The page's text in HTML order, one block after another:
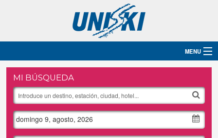
MENU
Inicio
Destinos
Hoteles
MI BÚSQUEDA
domingo 9, agosto, 2026